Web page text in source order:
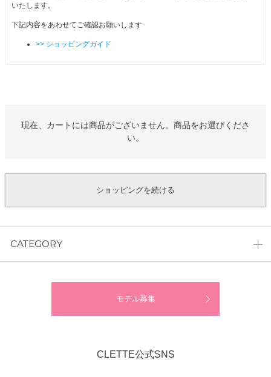
いたします。
下記内容をあわせてご確認お願いします
>> ショッピングガイド
現在、カートには商品がございません。商品をお選びくださ
い。
ショッピングを続ける
CATEGORY
モデル募集
CLETTE公式SNS